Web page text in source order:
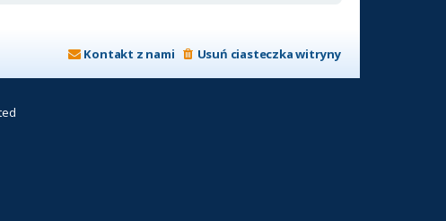
Usuń ciasteczka witryny
Kontakt z nami